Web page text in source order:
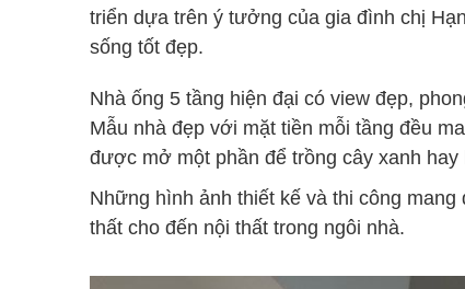
triển dựa trên ý tưởng của gia đình chị
sống tốt đẹp.
Nhà ống 5 tầng hiện đại có view đẹp,
Mẫu nhà đẹp với mặt tiền mỗi tầng đều
được mở một phần để trồng cây xanh
Những hình ảnh thiết kế và thi công
thất cho đến nội thất trong ngôi nhà.